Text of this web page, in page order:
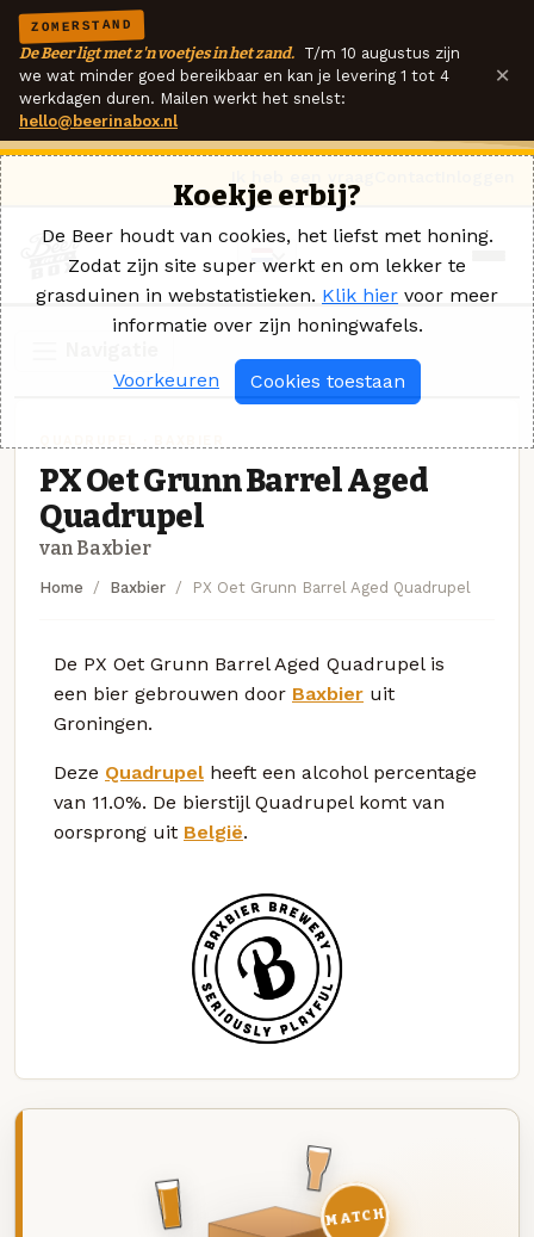
ZOMERSTAND
De Beer ligt met z'n voetjes in het zand. T/m 10 augustus zijn
we wat minder goed bereikbaar en kan je levering 1 tot 4
werkdagen duren. Mailen werkt het snelst:
hello@beerinabox.nl
×
PX Oet Grunn Barrel Aged
Quadrupel
van Baxbier
Home Baxbier PX Oet Grunn Barrel Aged Quadrupel
De PX Oet Grunn Barrel Aged Quadrupel is
een bier gebrouwen door Baxbier uit
Groningen.
Deze Quadrupel heeft een alcohol percentage
van 11.0%. De bierstijl Quadrupel komt van
oorsprong uit België.
MATCH
Koekje erbij?
De Beer houdt van cookies, het liefst met honing.
Zodat zijn site super werkt en om lekker te
grasduinen in webstatistieken. Klik hier voor meer
informatie over zijn honingwafels.
Voorkeuren Cookies toestaan